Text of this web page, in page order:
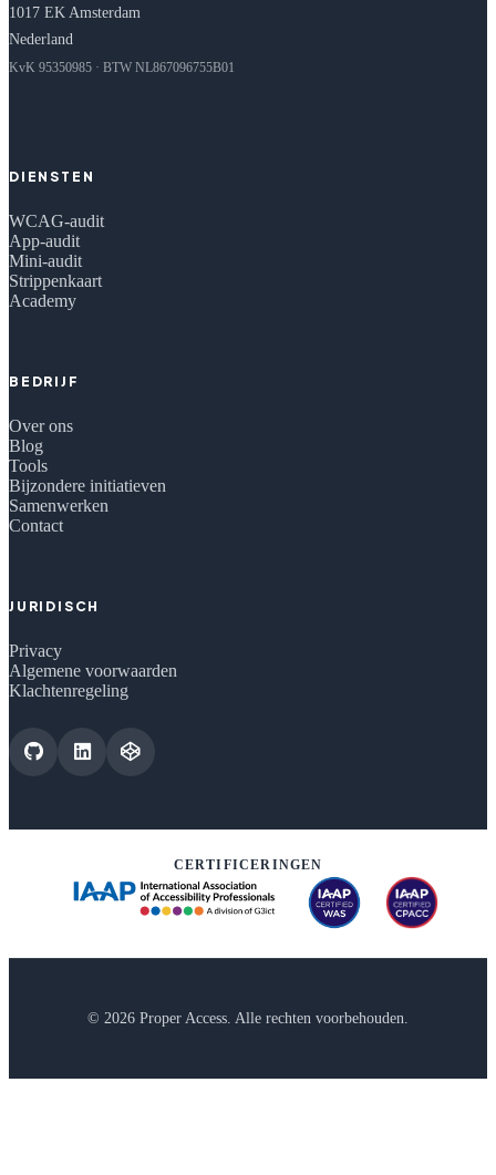
1017 EK Amsterdam
Nederland
KvK 95350985 · BTW NL867096755B01
DIENSTEN
WCAG-audit
App-audit
Mini-audit
Strippenkaart
Academy
BEDRIJF
Over ons
Blog
Tools
Bijzondere initiatieven
Samenwerken
Contact
JURIDISCH
Privacy
Algemene voorwaarden
Klachtenregeling
CERTIFICERINGEN
© 2026 Proper Access. Alle rechten voorbehouden.